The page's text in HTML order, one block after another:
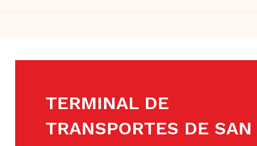
TERMINAL DE
TRANSPORTES DE